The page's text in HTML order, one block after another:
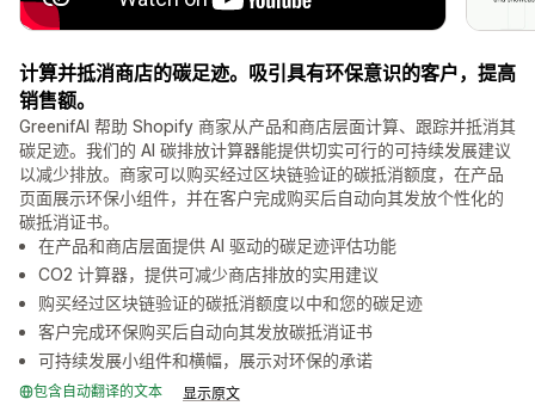
计算并抵消商店的碳足迹。吸引具有环保意识的客户，提高
销售额。
GreenifAI 帮助 Shopify 商家从产品和商店层面计算、跟踪并抵消其
碳足迹。我们的 AI 碳排放计算器能提供切实可行的可持续发展建议
以减少排放。商家可以购买经过区块链验证的碳抵消额度，在产品
页面展示环保小组件，并在客户完成购买后自动向其发放个性化的
碳抵消证书。
在产品和商店层面提供 AI 驱动的碳足迹评估功能
CO2 计算器，提供可减少商店排放的实用建议
购买经过区块链验证的碳抵消额度以中和您的碳足迹
客户完成环保购买后自动向其发放碳抵消证书
可持续发展小组件和横幅，展示对环保的承诺
包含自动翻译的文本 显示原文